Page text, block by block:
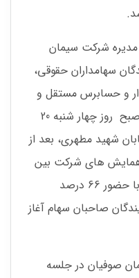
شرکت سیمان
سهامداران حقوقی،
و حسابرس مستقل و
بازرس قانونی شرکت در ساعت 10 صبح روز چهار شنبه 20
خيابان شهيد مطهرى، بعد از
همايش هاى شركت بين
المللى بازرسى كالاى تجارى (IGI) با حضور 66 درصد
صاحبان سهام آغاز
صوفیان در جلسه